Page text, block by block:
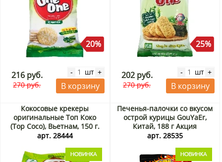
20%
216 руб.
270 руб.
- шт +
В корзину
25%
202 руб.
270 руб.
- шт +
В корзину
Кокосовые крекеры
оригинальные Топ Коко
(Top Coco), Вьетнам, 150 г.
Срок до 06.09.2026.
арт. 28444
Печенья-палочки со вкусом
острой курицы GouYaEr,
Китай, 188 г Акция
арт. 28535